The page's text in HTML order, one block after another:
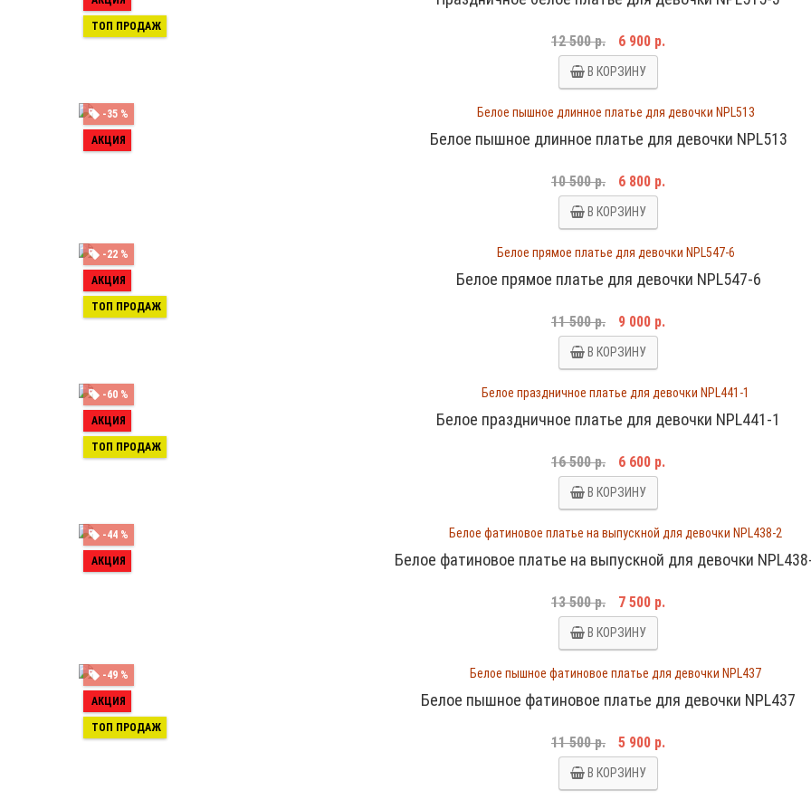
ТОП ПРОДАЖ
12 500 р. 6 900 р.
В КОРЗИНУ
-35 %
АКЦИЯ Белое пышное длинное платье для девочки NPL513
10 500 р. 6 800 р.
В КОРЗИНУ
-22 %
АКЦИЯ
ТОП ПРОДАЖ
Белое прямое платье для девочки NPL547-6
11 500 р. 9 000 р.
В КОРЗИНУ
-60 %
АКЦИЯ
ТОП ПРОДАЖ
Белое праздничное платье для девочки NPL441-1
16 500 р. 6 600 р.
В КОРЗИНУ
-44 %
АКЦИЯ Белое фатиновое платье на выпускной для девочки
13 500 р. 7 500 р.
В КОРЗИНУ
-49 %
АКЦИЯ
ТОП ПРОДАЖ
Белое пышное фатиновое платье для девочки NPL437
11 500 р. 5 900 р.
В КОРЗИНУ